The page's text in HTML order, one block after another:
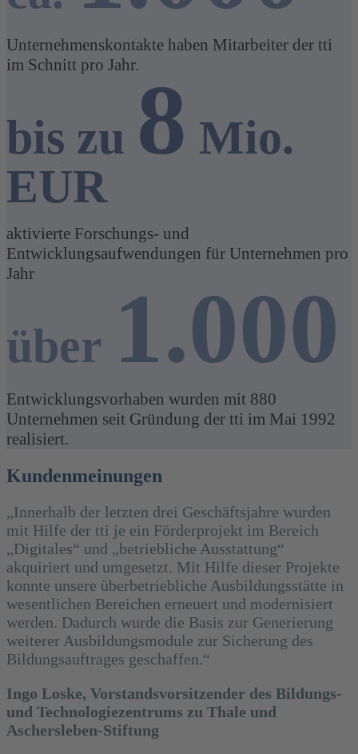
Unternehmenskontakte haben Mitarbeiter der tti
im Schnitt pro Jahr.
bis zu 8 Mio.
EUR
aktivierte Forschungs- und
Entwicklungs­aufwendungen für Unternehmen pro
Jahr
über 1.000
Entwicklungsvorhaben wurden mit 880
Unternehmen seit Gründung der tti im Mai 1992
realisiert.
Kundenmeinungen
„Innerhalb der letzten drei Geschäftsjahre wurden
mit Hilfe der tti je ein Förderprojekt im Bereich
„Digitales“ und „betriebliche Ausstattung“
akquiriert und umgesetzt. Mit Hilfe dieser Projekte
konnte unsere überbetriebliche Ausbildungsstätte in
wesentlichen Bereichen erneuert und modernisiert
werden. Dadurch wurde die Basis zur Generierung
weiterer Ausbildungsmodule zur Sicherung des
Bildungsauftrages geschaffen.“
Ingo Loske, Vorstandsvorsitzender des Bildungs-
und Technologiezentrums zu Thale und
Aschersleben-Stiftung